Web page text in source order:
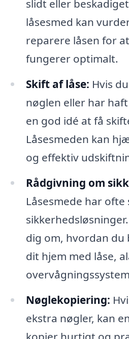
slidt eller
låsesmed kan
reparere låsen for
fungerer optimalt.
Skift af låse: Hvis
nøglen eller har
en god idé at få
Låsesmeden kan
og effektiv
Rådgivning om
Låsesmede har
dig om, hvordan du
dit hjem med låse,
Nøglekopiering:
ekstra nøgler, kan